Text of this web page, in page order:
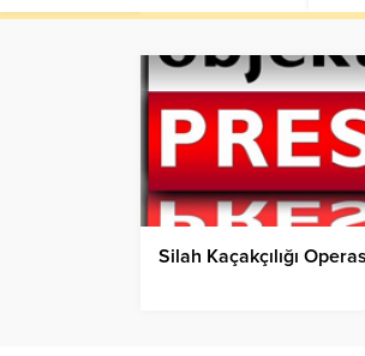
Silah Kaçakçılığı